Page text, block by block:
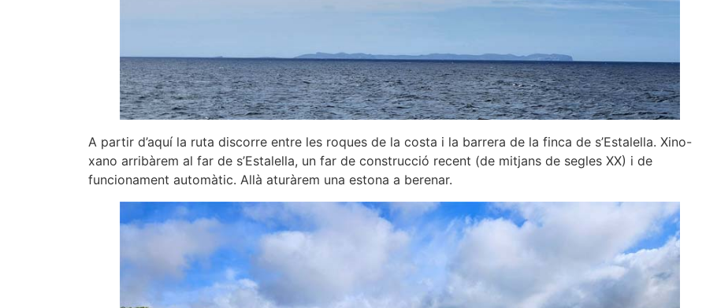
A partir d’aquí la ruta discorre entre les roques de la costa i la barrera de la finca de s’Estalella. Xino-
xano arribàrem al far de s’Estalella, un far de construcció recent (de mitjans de segles XX) i de
funcionament automàtic. Allà aturàrem una estona a berenar.